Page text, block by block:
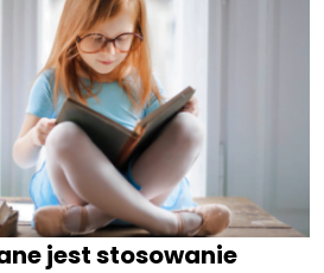
jest stosowanie